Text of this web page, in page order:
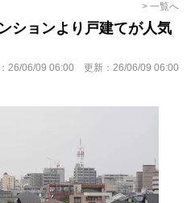
> 一覧へ
ションより戸建てが人気
26/06/09 06:00 更新： 26/06/09 06:00